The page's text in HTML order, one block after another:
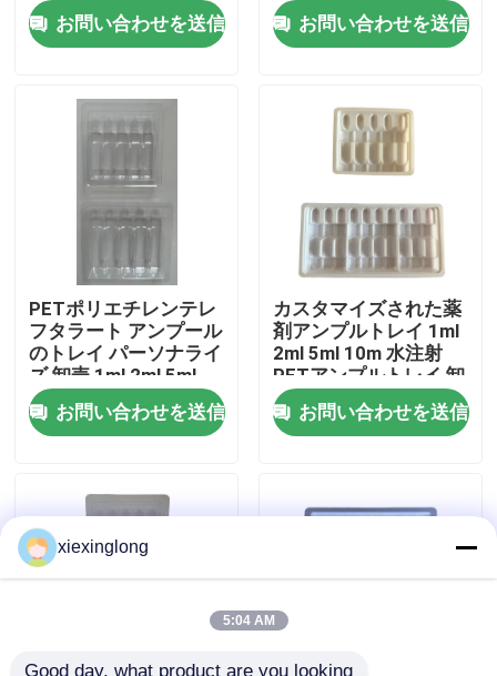
家へ
製品
ビデオ
工場 ツアー
品質管理
ニュース
EPS EPPフーム
お問い合わせを送信
お問い合わせを送信
PETポリエチレンテレ
フタラート アンプール
のトレイ パーソナライ
ズ 卸売 1ml 2ml 5ml
10ml 水注射 アンプー
ルのトレイ パーソナラ
イズ
お問い合わせを送信
カスタマイズされた薬
剤アンプルトレイ 1ml
2ml 5ml 10m 水注射
PETアンプルトレイ 卸
売カスタマイズ
お問い合わせを送信
xiexinglong
5:04 AM
Good day, what product are you looking